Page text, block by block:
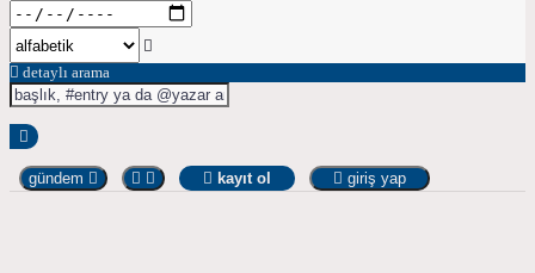
detaylı arama
gündem kayıt ol giriş yap